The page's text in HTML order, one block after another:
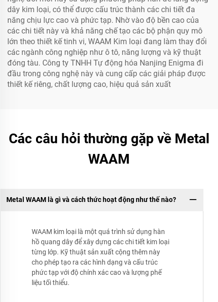
dây kim loại, có thể được cấu trúc thành các chi tiết đa
năng chịu lực cao và phức tạp. Nhờ vào độ bền cao của
các chi tiết này và khả năng chế tạo các bộ phận quy mô
lớn theo thiết kế tinh vi, WAAM Kim loại đang làm thay đổi
các ngành công nghiệp như ô tô, năng lượng và kỹ thuật
đóng tàu. Công ty TNHH Tự động hóa Nanjing Enigma đi
đầu trong công nghệ này và cung cấp các giải pháp được
thiết kế riêng, chất lượng cao, hiệu quả sản xuất
Các câu hỏi thường gặp về Metal
WAAM
Metal WAAM là gì và cách thức hoạt động như thế nào?
WAAM kim loại là một quá trình sử dụng hàn
hồ quang dây để xây dựng các chi tiết kim loại
từng lớp. Kỹ thuật sản xuất cộng thêm này
cho phép tạo ra các hình dạng và cấu trúc
phức tạp với độ chính xác cao và lượng phế
liệu tối thiểu.